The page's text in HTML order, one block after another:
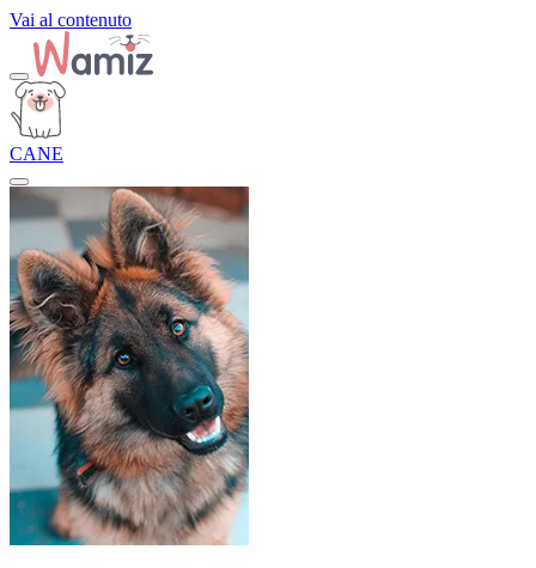
Vai al contenuto
CANE